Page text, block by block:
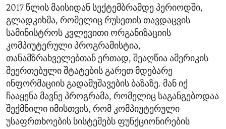
2017 წლის მაისიდან სექტემბრამდე პერიოდში,
გლადკიხმა, რომელიც რუსეთის თავდაცვის
სამინისტროს კვლევითი ორგანიზაციის
კომპიუტერული პროგრამისტია,
თანამზრახველებთან ერთად, შეაღწია ამერიკის
შეერთებული შტატების გარეთ მდებარე
ინფორმაციის გადამუშავების ბაზაზე. მან იქ
ჩააყენა მავნე პროგრამა, რომელიც საგანგებოდაა
შექმნილი იმისთვის, რომ კომპიუტერული
უსაფრთხოების სისტემებს ფუნქციონირების